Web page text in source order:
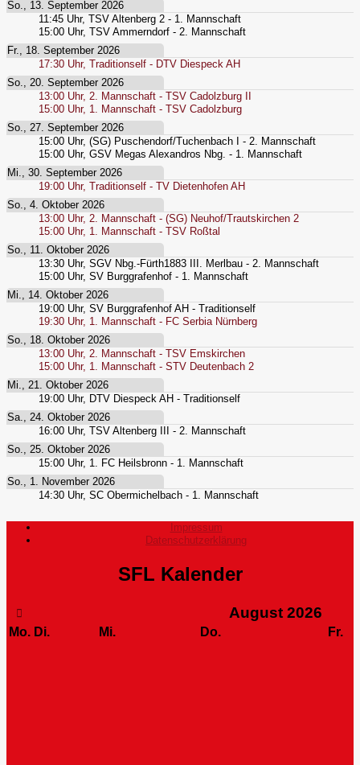
So., 13. September 2026
11:45 Uhr, TSV Altenberg 2 - 1. Mannschaft
15:00 Uhr, TSV Ammerndorf - 2. Mannschaft
Fr., 18. September 2026
17:30 Uhr, Traditionself - DTV Diespeck AH
So., 20. September 2026
13:00 Uhr, 2. Mannschaft - TSV Cadolzburg II
15:00 Uhr, 1. Mannschaft - TSV Cadolzburg
So., 27. September 2026
15:00 Uhr, (SG) Puschendorf/Tuchenbach I - 2. Mannschaft
15:00 Uhr, GSV Megas Alexandros Nbg. - 1. Mannschaft
Mi., 30. September 2026
19:00 Uhr, Traditionself - TV Dietenhofen AH
So., 4. Oktober 2026
13:00 Uhr, 2. Mannschaft - (SG) Neuhof/Trautskirchen 2
15:00 Uhr, 1. Mannschaft - TSV Roßtal
So., 11. Oktober 2026
13:30 Uhr, SGV Nbg.-Fürth1883 III. Merlbau - 2. Mannschaft
15:00 Uhr, SV Burggrafenhof - 1. Mannschaft
Mi., 14. Oktober 2026
19:00 Uhr, SV Burggrafenhof AH - Traditionself
19:30 Uhr, 1. Mannschaft - FC Serbia Nürnberg
So., 18. Oktober 2026
13:00 Uhr, 2. Mannschaft - TSV Emskirchen
15:00 Uhr, 1. Mannschaft - STV Deutenbach 2
Mi., 21. Oktober 2026
19:00 Uhr, DTV Diespeck AH - Traditionself
Sa., 24. Oktober 2026
16:00 Uhr, TSV Altenberg III - 2. Mannschaft
So., 25. Oktober 2026
15:00 Uhr, 1. FC Heilsbronn - 1. Mannschaft
So., 1. November 2026
14:30 Uhr, SC Obermichelbach - 1. Mannschaft
Impressum
Datenschutzerklärung
SFL Kalender
August 2026
Mo. Di. Mi. Do. Fr.